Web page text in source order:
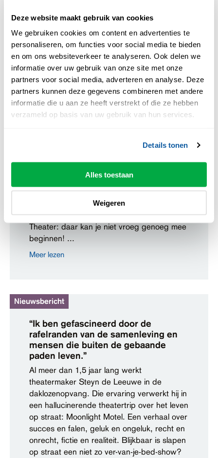
Deze website maakt gebruik van cookies
We gebruiken cookies om content en advertenties te
personaliseren, om functies voor social media te bieden
en om ons websiteverkeer te analyseren. Ook delen we
informatie over uw gebruik van onze site met onze
partners voor social media, adverteren en analyse. Deze
partners kunnen deze gegevens combineren met andere
informatie die u aan ze heeft verstrekt of die ze hebben
verzameld op basis van uw gebruik van hun services.
Details tonen
Alles toestaan
Weigeren
de stad. Theater de Spiegel en
Schouwburg Odeon als verbindende
plekken in Zwolle, toegankelijk voor
iedereen. Niet alleen van ons, maar juist van
de bezoeker, de Zwollenaar, de stad en de
regio. ...
Meer lezen
Peuters in de Paap
In het Papenstraattheater van Zwolse
theaters beleven jullie samen leuke
voorstellingen. Een feest voor de zintuigen.
Een onvergetelijke ervaring voor jullie samen.
Theater: daar kan je niet vroeg genoeg mee
beginnen! ...
Meer lezen
Nieuwsbericht
“Ik ben gefascineerd door de
rafelranden van de samenleving en
mensen die buiten de gebaande
paden leven.”
Al meer dan 1,5 jaar lang werkt
theatermaker Steyn de Leeuwe in de
daklozenopvang. Die ervaring verwerkt hij in
een hallucinerende theatertrip over het leven
op straat: Moonlight Motel. Een verhaal over
succes en falen, geluk en ongeluk, recht en
onrecht, fictie en realiteit. Blijkbaar is slapen
op straat een niet zo ver-van-je-bed-show?